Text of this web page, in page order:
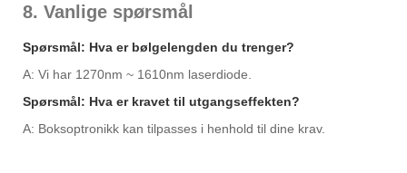
8. Vanlige spørsmål
Spørsmål: Hva er bølgelengden du trenger?
A: Vi har 1270nm ~ 1610nm laserdiode.
Spørsmål: Hva er kravet til utgangseffekten?
A: Boksoptronikk kan tilpasses i henhold til dine krav.